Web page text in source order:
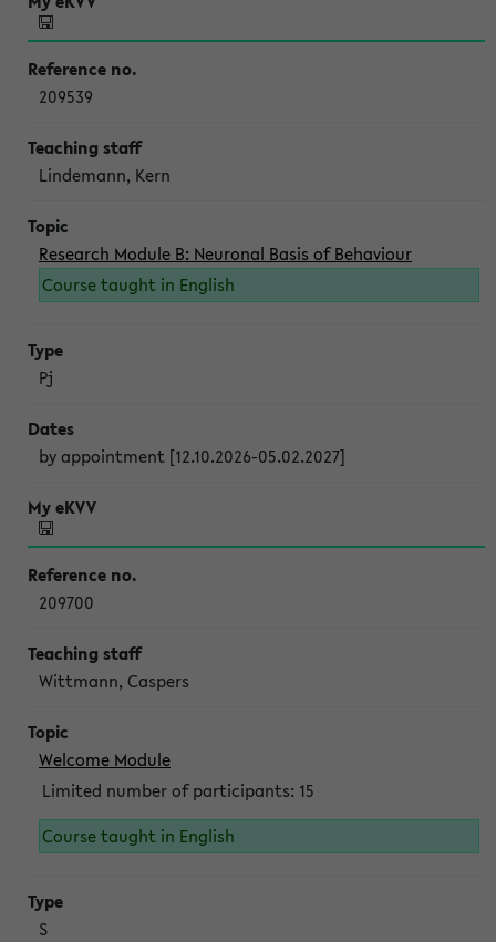
209539
Lindemann, Kern
Research Module B: Neuronal Basis of Behaviour
Course taught in English
Pj
by appointment [12.10.2026-05.02.2027]
209700
Wittmann, Caspers
Welcome Module
Limited number of participants: 15
Course taught in English
S